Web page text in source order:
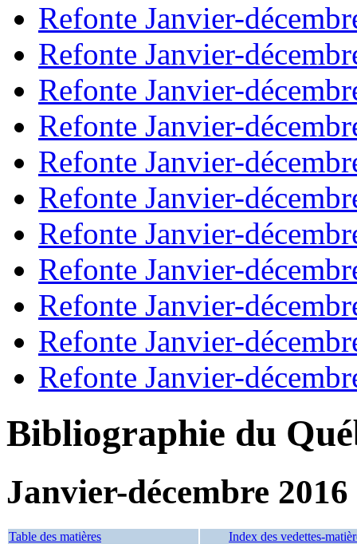
Refonte Janvier-
Refonte Janvier-
Refonte Janvier-
Refonte Janvier-
Refonte Janvier-
Refonte Janvier-
Refonte Janvier-
Refonte Janvier-
Refonte Janvier-
Refonte Janvier-
Refonte Janvier-
Bibliographie du
Janvier-décembre 2016
Table des matières Index des vedettes-